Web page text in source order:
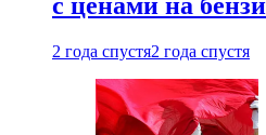
2 года спустя2 года спустя